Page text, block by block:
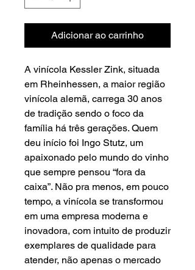
Adicionar ao carrinho
A vinícola Kessler Zink, situada
em Rheinhessen, a maior região
vinícola alemã, carrega 30 anos
de tradição sendo o foco da
família há três gerações. Quem
deu início foi Ingo Stutz, um
apaixonado pelo mundo do vinho
que sempre pensou “fora da
caixa”. Não pra menos, em pouco
tempo, a vinícola se transformou
em uma empresa moderna e
inovadora, com intuito de produzir
exemplares de qualidade para
atender, não apenas o mercado